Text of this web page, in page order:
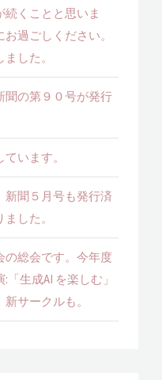
続くことと思いま
過ごしください。
した。
聞の第９０号が発行
います。
新聞５月号も発行済
した。
の総会です。今年度
生成AI を楽しむ」
サークルも。